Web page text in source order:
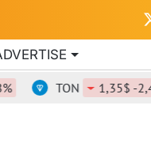
TON 1,35$ -2,48%